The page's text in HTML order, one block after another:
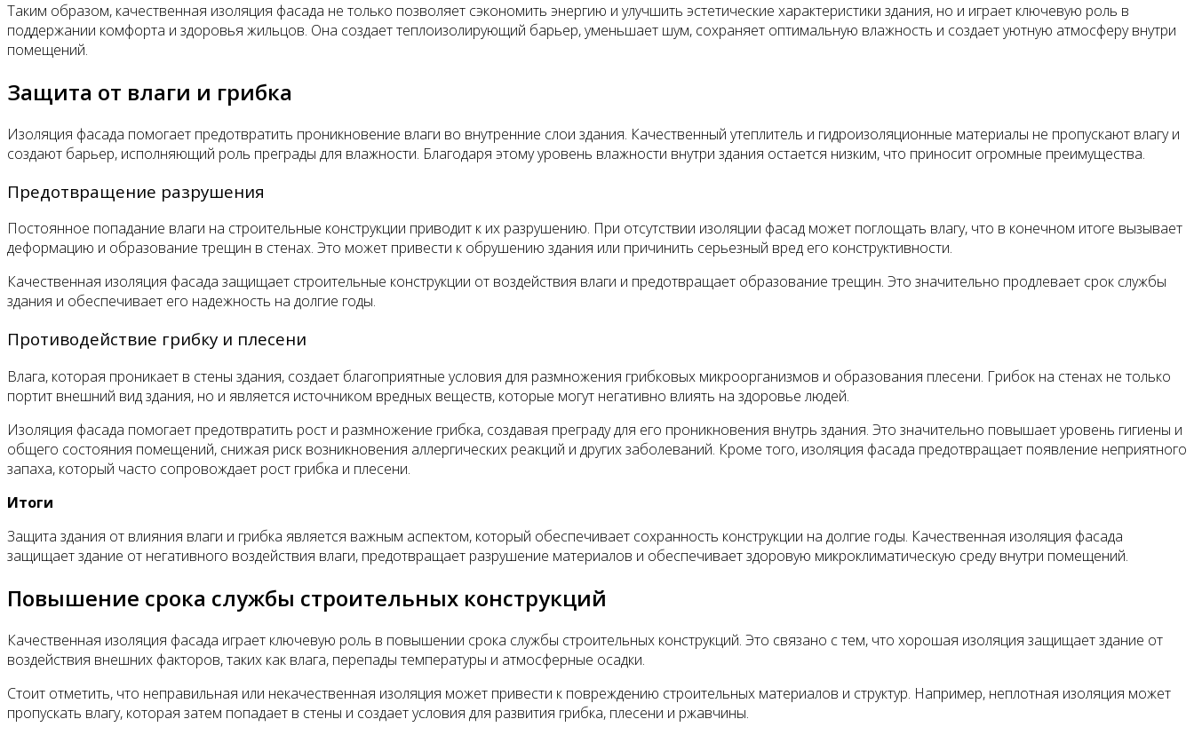
Таким образом, качественная изоляция фасада не только позволяет сэкономить энергию и улучшить эстетические характеристики здания, но и играет ключевую роль в
поддержании комфорта и здоровья жильцов. Она создает теплоизолирующий барьер, уменьшает шум, сохраняет оптимальную влажность и создает уютную атмосферу внутри
помещений.
Защита от влаги и грибка
Изоляция фасада помогает предотвратить проникновение влаги во внутренние слои здания. Качественный утеплитель и гидроизоляционные материалы не пропускают влагу и
создают барьер, исполняющий роль преграды для влажности. Благодаря этому уровень влажности внутри здания остается низким, что приносит огромные преимущества.
Предотвращение разрушения
Постоянное попадание влаги на строительные конструкции приводит к их разрушению. При отсутствии изоляции фасад может поглощать влагу, что в конечном итоге вызывает
деформацию и образование трещин в стенах. Это может привести к обрушению здания или причинить серьезный вред его конструктивности.
Качественная изоляция фасада защищает строительные конструкции от воздействия влаги и предотвращает образование трещин. Это значительно продлевает срок службы
здания и обеспечивает его надежность на долгие годы.
Противодействие грибку и плесени
Влага, которая проникает в стены здания, создает благоприятные условия для размножения грибковых микроорганизмов и образования плесени. Грибок на стенах не только
портит внешний вид здания, но и является источником вредных веществ, которые могут негативно влиять на здоровье людей.
Изоляция фасада помогает предотвратить рост и размножение грибка, создавая преграду для его проникновения внутрь здания. Это значительно повышает уровень гигиены и
общего состояния помещений, снижая риск возникновения аллергических реакций и других заболеваний. Кроме того, изоляция фасада предотвращает появление неприятного
запаха, который часто сопровождает рост грибка и плесени.
Итоги
Защита здания от влияния влаги и грибка является важным аспектом, который обеспечивает сохранность конструкции на долгие годы. Качественная изоляция фасада
защищает здание от негативного воздействия влаги, предотвращает разрушение материалов и обеспечивает здоровую микроклиматическую среду внутри помещений.
Повышение срока службы строительных конструкций
Качественная изоляция фасада играет ключевую роль в повышении срока службы строительных конструкций. Это связано с тем, что хорошая изоляция защищает здание от
воздействия внешних факторов, таких как влага, перепады температуры и атмосферные осадки.
Стоит отметить, что неправильная или некачественная изоляция может привести к повреждению строительных материалов и структур. Например, неплотная изоляция может
пропускать влагу, которая затем попадает в стены и создает условия для развития грибка, плесени и ржавчины.